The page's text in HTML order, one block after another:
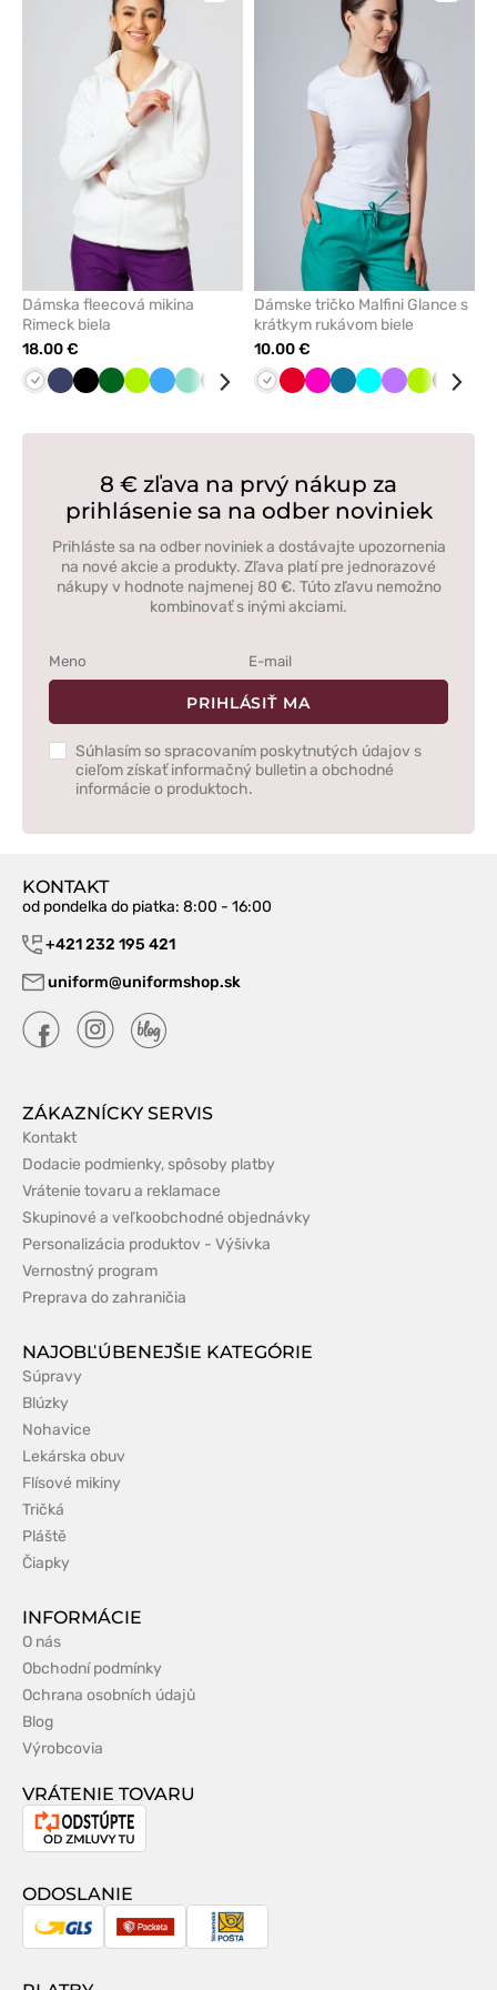
Dámska fleecová mikina
Rimeck biela
18.00 €
BielaNámornícky
ČiernaTmavoLimetková
Lazurová
MátováGrafitová
ZelenáČervenáTmavoTmavoOranžová
Dámske tričko Malfini Glance s
krátkym rukávom biele
10.00 €
BielaČervenáMalinová
KaribskáTyrkysová
FialováLimetková
Čierna
8 € zľava na prvý nákup za
prihlásenie sa na odber noviniek
Prihláste sa na odber noviniek a dostávajte upozornenia
na nové akcie a produkty. Zľava platí pre jednorazové
nákupy v hodnote najmenej 80 €. Túto zľavu nemožno
kombinovať s inými akciami.
PRIHLÁSIŤ MA
Súhlasím so spracovaním poskytnutých údajov s
cieľom získať informačný bulletin a obchodné
informácie o produktoch.
KONTAKT
od pondelka do piatka: 8:00 - 16:00
+421 232 195 421
uniform@uniformshop.sk
ZÁKAZNÍCKY SERVIS
Kontakt
Dodacie podmienky, spôsoby platby
Vrátenie tovaru a reklamace
Skupinové a veľkoobchodné objednávky
Personalizácia produktov - Výšivka
Vernostný program
Preprava do zahraničia
NAJOBĽÚBENEJŠIE KATEGÓRIE
Súpravy
Blúzky
Nohavice
Lekárska obuv
Flísové mikiny
Tričká
Pláště
Čiapky
INFORMÁCIE
O nás
Obchodní podmínky
Ochrana osobních údajů
Blog
Výrobcovia
VRÁTENIE TOVARU
Odstúpenie
zmluvy
ODOSLANIE
GLS Packeta
Slovenská